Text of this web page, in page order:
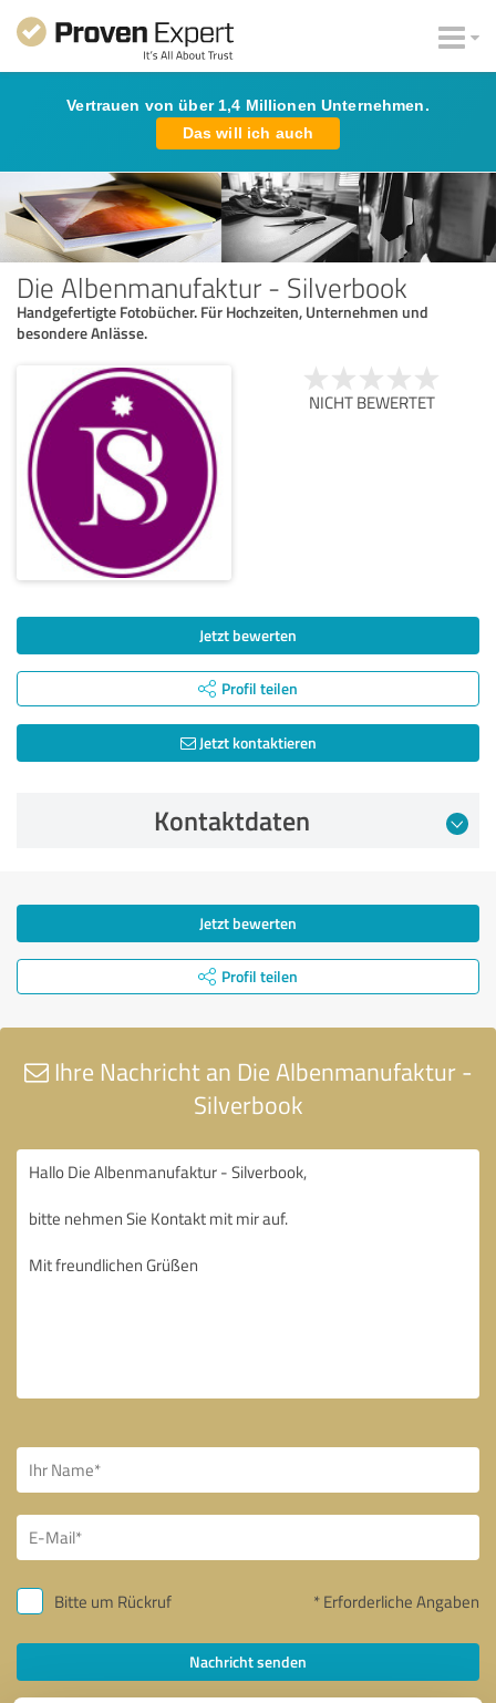
Vertrauen von über 1,4 Millionen Unternehmen.
Das will ich auch
Die Albenmanufaktur - Silverbook
Handgefertigte Fotobücher. Für Hochzeiten, Unternehmen und
besondere Anlässe.
NICHT BEWERTET
Jetzt bewerten
Profil teilen
Jetzt kontaktieren
Kontaktdaten
Jetzt bewerten
Profil teilen
Ihre Nachricht an Die Albenmanufaktur -
Silverbook
Bitte um Rückruf * Erforderliche Angaben
Nachricht senden